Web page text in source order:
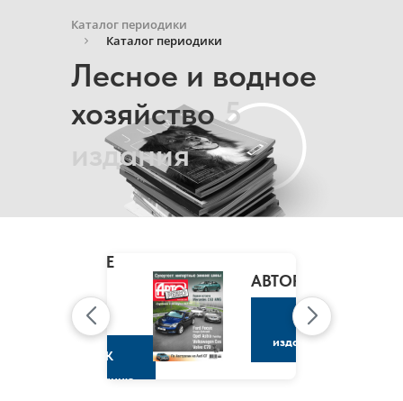
Каталог периодики
Каталог периодики
Лесное и водное
хозяйство5
издания
CLAIRE
МАРИ
КЛЭР
К
изданию
АВТОРЕВЮ
К
изданию